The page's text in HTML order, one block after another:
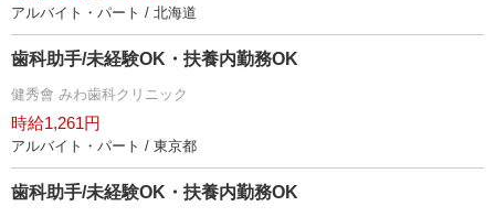
アルバイト・パート / 北海道
歯科助手/未経験OK・扶養内勤務OK
健秀會 みわ歯科クリニック
時給1,261円
アルバイト・パート / 東京都
歯科助手/未経験OK・扶養内勤務OK